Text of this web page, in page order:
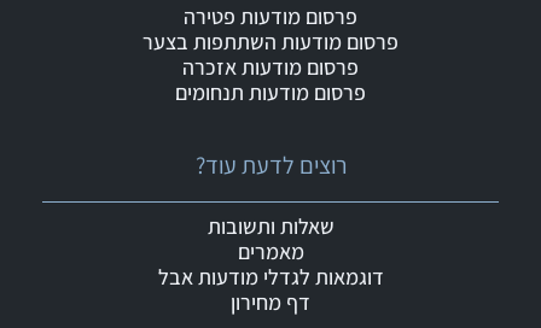
רוצים לדעת עוד?
שאלות ותשובות
מאמרים
דוגמאות לגדלי מודעות אבל
דף מחירון
פרסום מודעות פטירה
פרסום מודעות השתתפות בצער
פרסום מודעות אזכרה
פרסום מודעות תנחומים